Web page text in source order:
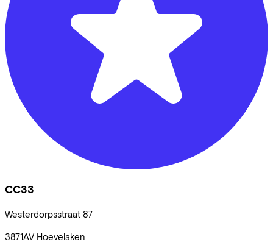
CC33
Westerdorpsstraat 87
3871AV Hoevelaken